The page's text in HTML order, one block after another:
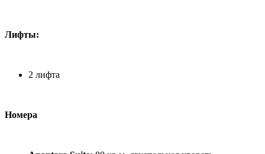
Лифты:
2 лифта
Номера